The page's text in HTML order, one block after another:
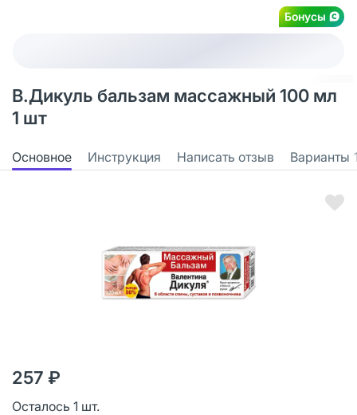
Бонусы
В.Дикуль бальзам массажный 100 мл
1 шт
Основное Инструкция Написать отзыв Варианты
257 ₽
Осталось 1 шт.